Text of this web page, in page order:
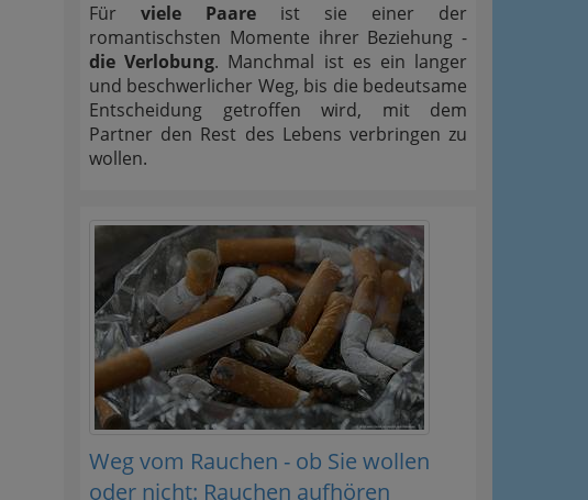
Für viele Paare ist sie einer der
romantischsten Momente ihrer Beziehung -
die Verlobung. Manchmal ist es ein langer
und beschwerlicher Weg, bis die bedeutsame
Entscheidung getroffen wird, mit dem
Partner den Rest des Lebens verbringen zu
wollen.
Weg vom Rauchen - ob Sie wollen
oder nicht: Rauchen aufhören